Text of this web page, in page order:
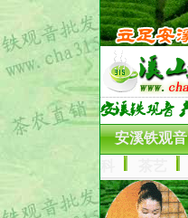
安溪铁观音